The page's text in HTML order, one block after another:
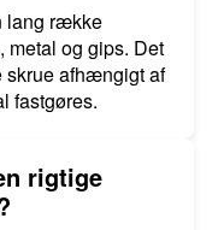
lang række
metal og gips. Det
skrue afhængigt af
fastgøres.
rigtige